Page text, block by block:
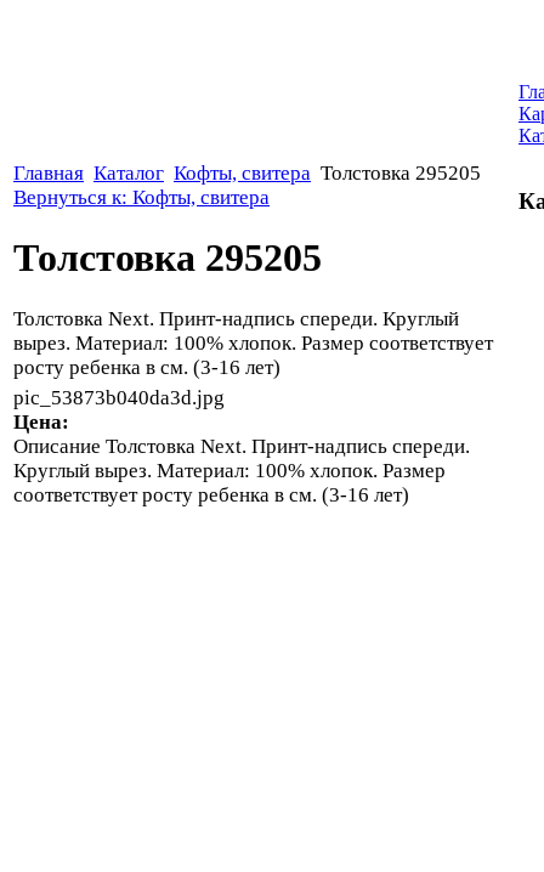
Главная Каталог Кофты, свитера Толстовка 295205
Вернуться к: Кофты, свитера
Толстовка 295205
Толстовка Next. Принт-надпись спереди. Круглый
вырез. Материал: 100% хлопок. Размер соответствует
росту ребенка в см. (3-16 лет)
pic_53873b040da3d.jpg
Цена:
Описание Толстовка Next. Принт-надпись спереди.
Круглый вырез. Материал: 100% хлопок. Размер
соответствует росту ребенка в см. (3-16 лет)